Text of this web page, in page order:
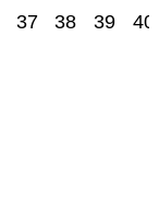
37 38 39 40